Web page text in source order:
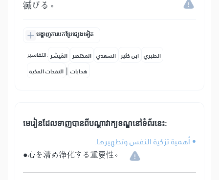
滅びる。
បង្ហាញការបកប្រែផ្សេងទៀត
التفاسير: المُيسَّر المختصر السعدي ابن كثير الطبري
النفحات المكية | هدايات
មេរៀនដែលទាញបានពីបណ្តាវាក្យខណ្ឌនៅទំព័រនេះ:
• أهمية تزكية النفس وتطهيرها.
●心を清め浄化する重要性。